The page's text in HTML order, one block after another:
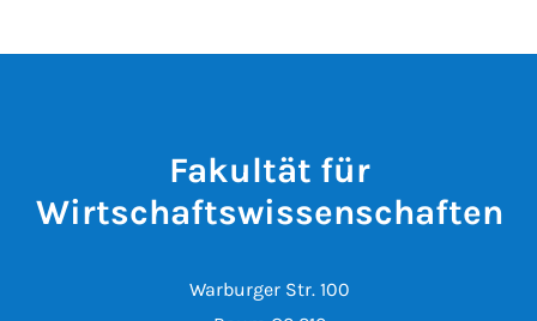
Fakultät für
Wirtschaftswissenschaften
Warburger Str. 100